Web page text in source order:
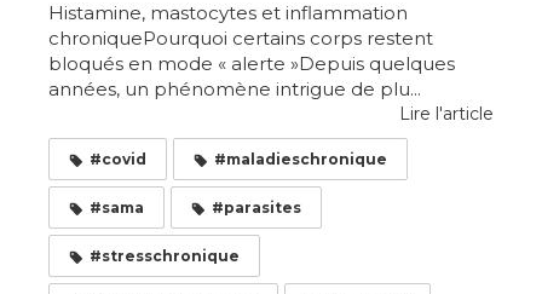
Histamine, mastocytes et inflammation
chroniquePourquoi certains corps restent
bloqués en mode « alerte »Depuis quelques
années, un phénomène intrigue de plu...
Lire l'article
#covid #maladieschronique
#sama #parasites
#stresschronique